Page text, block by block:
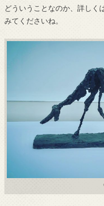
どういうことなのか、詳しく
みてくださいね。